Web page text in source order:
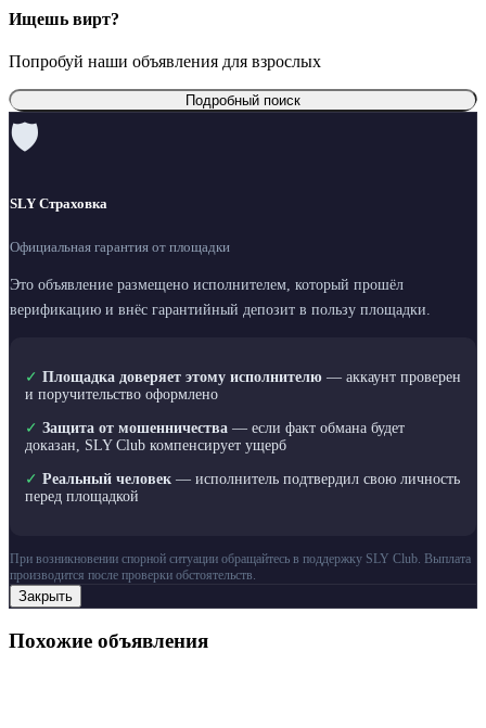
Ищешь вирт?
Попробуй наши объявления для взрослых
Подробный поиск
🛡
SLY Страховка
Официальная гарантия от площадки
Это объявление размещено исполнителем, который прошёл
верификацию и внёс гарантийный депозит в пользу площадки.
✓ Площадка доверяет этому исполнителю — аккаунт проверен
и поручительство оформлено
✓ Защита от мошенничества — если факт обмана будет
доказан, SLY Club компенсирует ущерб
✓ Реальный человек — исполнитель подтвердил свою личность
перед площадкой
При возникновении спорной ситуации обращайтесь в поддержку SLY Club. Выплата
производится после проверки обстоятельств.
Закрыть
Похожие объявления